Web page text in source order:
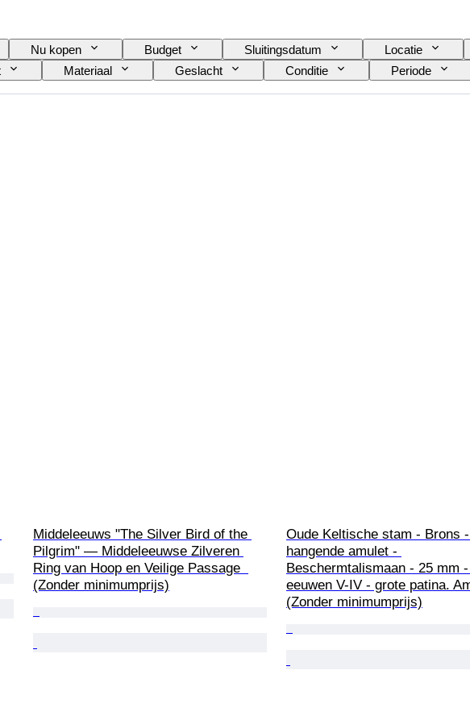
Nu kopen Budget Sluitingsdatum Locatie
Materiaal Geslacht Conditie Periode
Kleur Valuta Geslepen Soorten
Middeleeuws "The Silver Bird of the
Pilgrim" — Middeleeuwse Zilveren
Ring van Hoop en Veilige Passage
(Zonder minimumprijs)
Oude Keltische stam - Brons
hangende amulet -
Beschermtalismaan - 25 mm -
eeuwen V-IV - grote patina.
(Zonder minimumprijs)